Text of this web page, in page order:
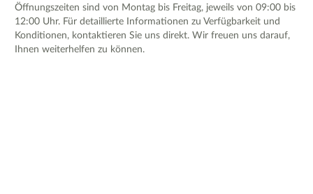
Öffnungszeiten sind von Montag bis Freitag, jeweils von 09:00 bis
12:00 Uhr. Für detaillierte Informationen zu Verfügbarkeit und
Konditionen, kontaktieren Sie uns direkt. Wir freuen uns darauf,
Ihnen weiterhelfen zu können.